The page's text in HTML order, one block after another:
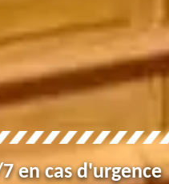
en cas d'urgence